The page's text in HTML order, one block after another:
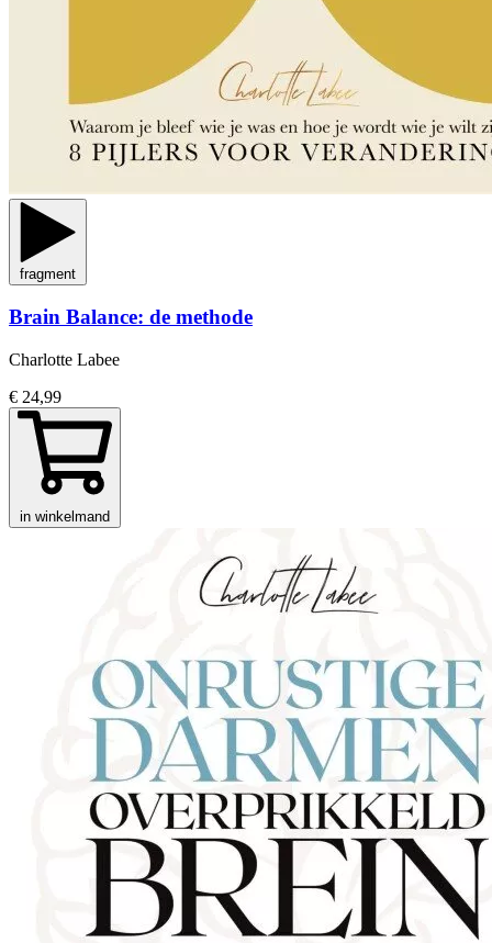
fragment
Brain Balance: de methode
Charlotte Labee
€ 24,99
in winkelmand